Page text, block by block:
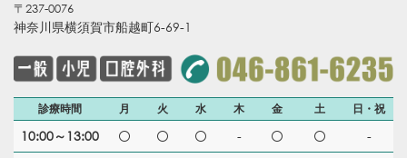
〒237-0076
神奈川県横須賀市船越町6-69-1
診療時間 月 火 水 木 金 土 日・祝
10:00～13:00 - -